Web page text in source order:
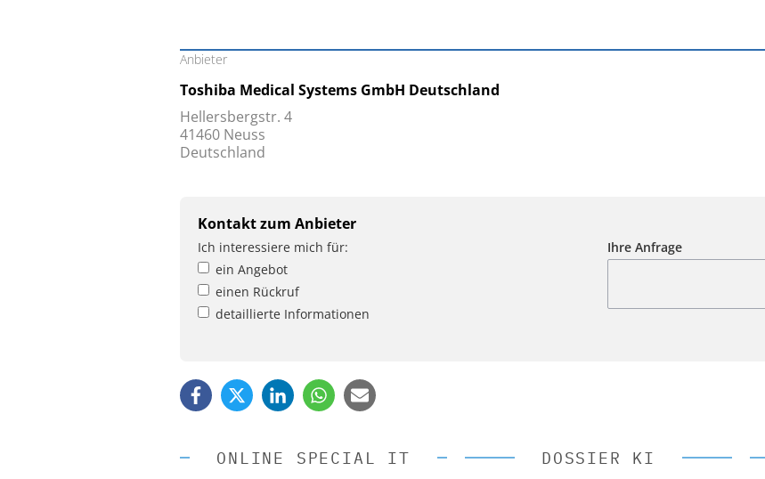
Anbieter
Toshiba Medical Systems GmbH Deutschland
Hellersbergstr. 4
41460 Neuss
Deutschland
Kontakt zum Anbieter
Ich interessiere mich für:
ein Angebot
einen Rückruf
detaillierte Informationen
Ihre Anfrage
ONLINE SPECIAL IT DOSSIER KI